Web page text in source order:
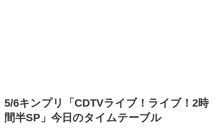
5/6キンプリ「CDTVライブ！ライブ！2時
間半SP」今日のタイムテーブル